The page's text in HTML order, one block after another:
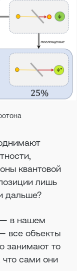
квантовой
лишь
дальше?
— в нашем
все объекты
занимают то
что сами они